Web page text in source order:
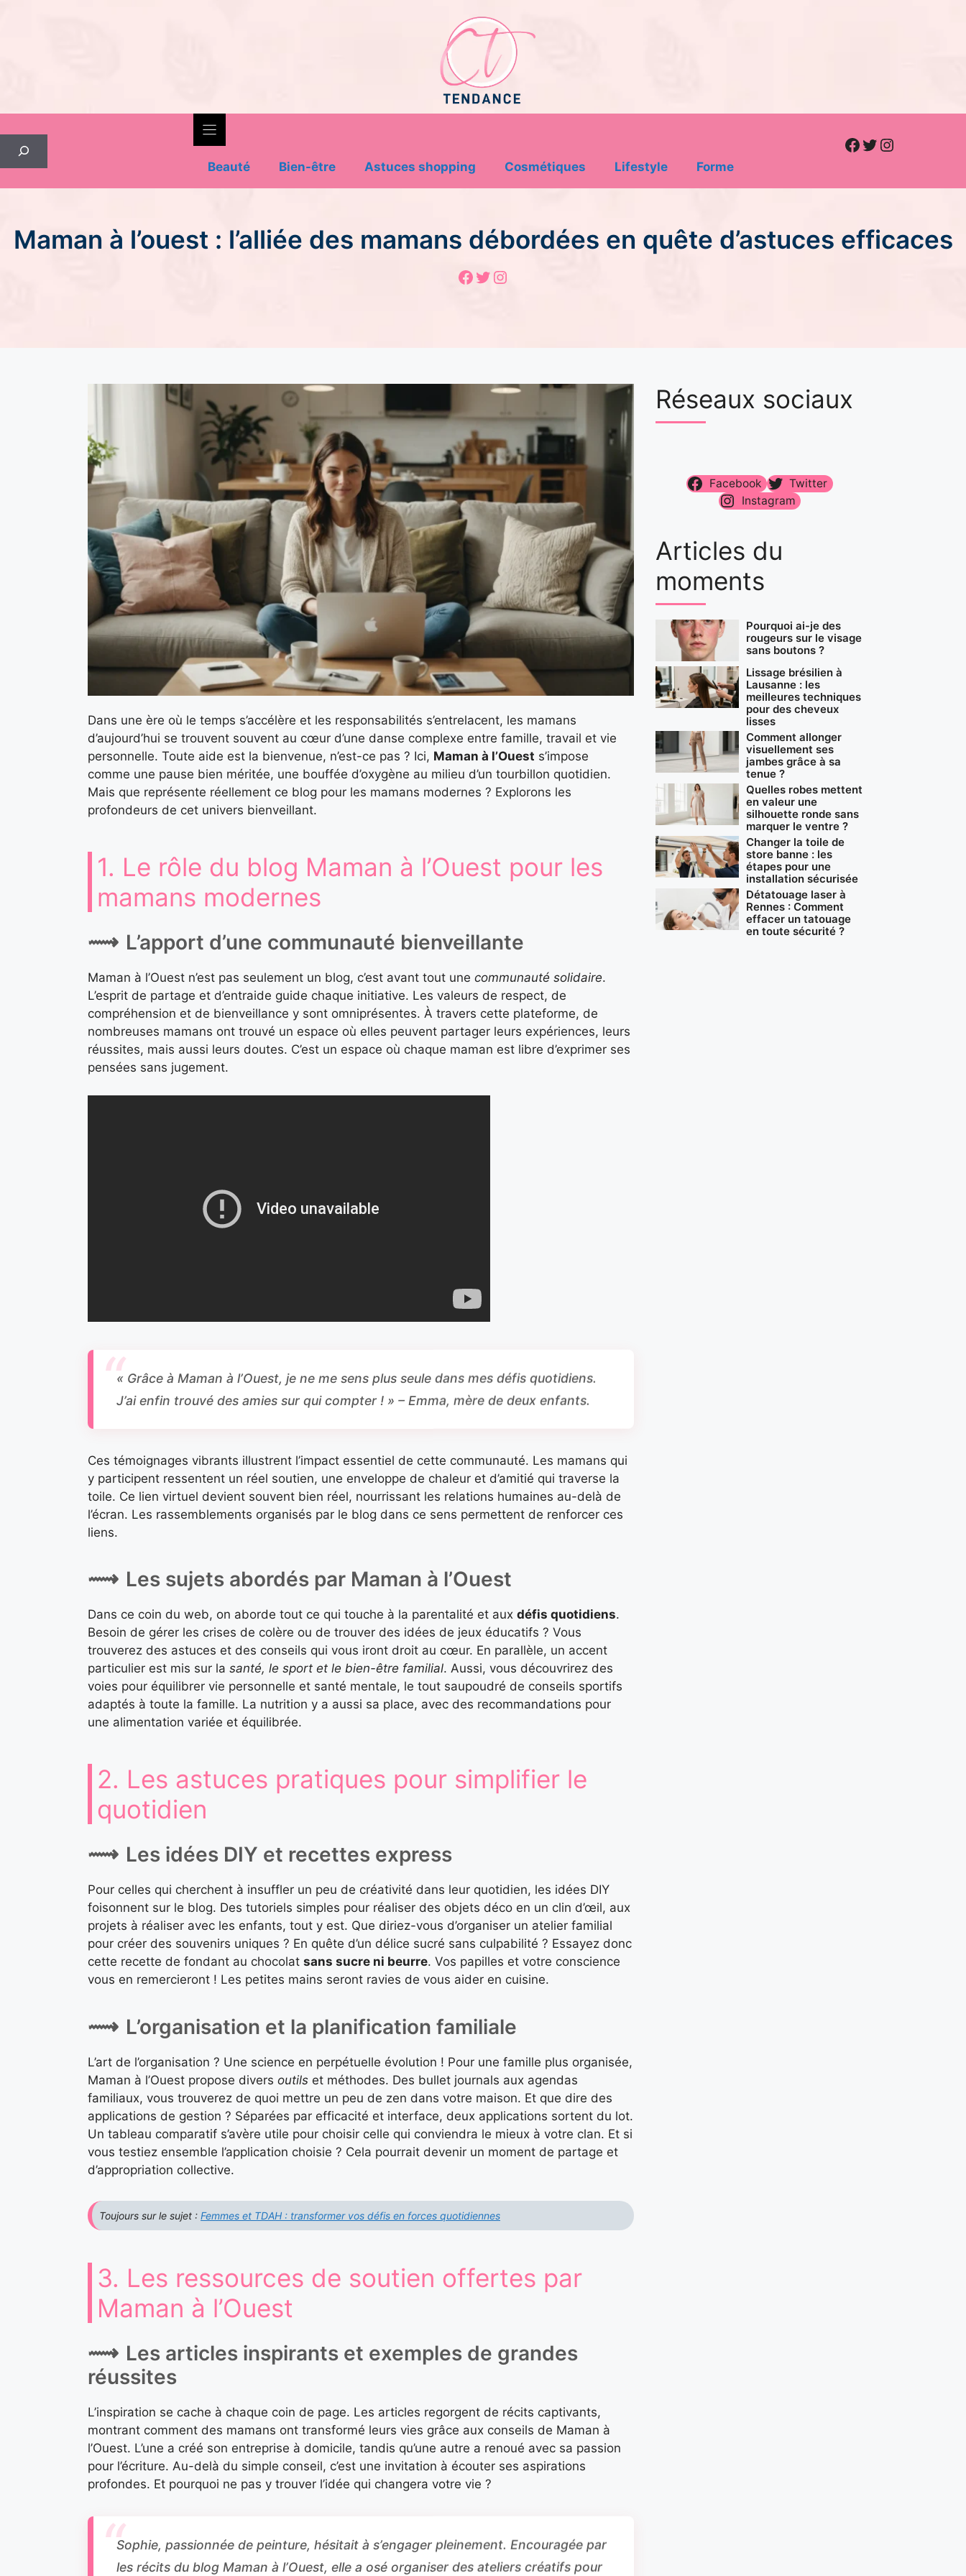
Beauté
Bien-être Astuces shopping Cosmétiques Lifestyle Forme
Facebook
Twitter
Instagram
Maman à l’ouest : l’alliée des mamans débordées en quête d’astuces efficaces
Facebook
Twitter
Instagram
Dans une ère où le temps s’accélère et les responsabilités s’entrelacent, les mamans
d’aujourd’hui se trouvent souvent au cœur d’une danse complexe entre famille, travail et vie
personnelle. Toute aide est la bienvenue, n’est-ce pas ? Ici, Maman à l’Ouest s’impose
comme une pause bien méritée, une bouffée d’oxygène au milieu d’un tourbillon quotidien.
Mais que représente réellement ce blog pour les mamans modernes ? Explorons les
profondeurs de cet univers bienveillant.
1. Le rôle du blog Maman à l’Ouest pour les
mamans modernes
L’apport d’une communauté bienveillante
Maman à l’Ouest n’est pas seulement un blog, c’est avant tout une communauté solidaire.
L’esprit de partage et d’entraide guide chaque initiative. Les valeurs de respect, de
compréhension et de bienveillance y sont omniprésentes. À travers cette plateforme, de
nombreuses mamans ont trouvé un espace où elles peuvent partager leurs expériences, leurs
réussites, mais aussi leurs doutes. C’est un espace où chaque maman est libre d’exprimer ses
pensées sans jugement.
« Grâce à Maman à l’Ouest, je ne me sens plus seule dans mes défis quotidiens.
J’ai enfin trouvé des amies sur qui compter ! » – Emma, mère de deux enfants.
Ces témoignages vibrants illustrent l’impact essentiel de cette communauté. Les mamans qui
y participent ressentent un réel soutien, une enveloppe de chaleur et d’amitié qui traverse la
toile. Ce lien virtuel devient souvent bien réel, nourrissant les relations humaines au-delà de
l’écran. Les rassemblements organisés par le blog dans ce sens permettent de renforcer ces
liens.
Les sujets abordés par Maman à l’Ouest
Dans ce coin du web, on aborde tout ce qui touche à la parentalité et aux défis quotidiens.
Besoin de gérer les crises de colère ou de trouver des idées de jeux éducatifs ? Vous
trouverez des astuces et des conseils qui vous iront droit au cœur. En parallèle, un accent
particulier est mis sur la santé, le sport et le bien-être familial. Aussi, vous découvrirez des
voies pour équilibrer vie personnelle et santé mentale, le tout saupoudré de conseils sportifs
adaptés à toute la famille. La nutrition y a aussi sa place, avec des recommandations pour
une alimentation variée et équilibrée.
2. Les astuces pratiques pour simplifier le
quotidien
Les idées DIY et recettes express
Pour celles qui cherchent à insuffler un peu de créativité dans leur quotidien, les idées DIY
foisonnent sur le blog. Des tutoriels simples pour réaliser des objets déco en un clin d’œil, aux
projets à réaliser avec les enfants, tout y est. Que diriez-vous d’organiser un atelier familial
pour créer des souvenirs uniques ? En quête d’un délice sucré sans culpabilité ? Essayez donc
cette recette de fondant au chocolat sans sucre ni beurre. Vos papilles et votre conscience
vous en remercieront ! Les petites mains seront ravies de vous aider en cuisine.
L’organisation et la planification familiale
L’art de l’organisation ? Une science en perpétuelle évolution ! Pour une famille plus organisée,
Maman à l’Ouest propose divers outils et méthodes. Des bullet journals aux agendas
familiaux, vous trouverez de quoi mettre un peu de zen dans votre maison. Et que dire des
applications de gestion ? Séparées par efficacité et interface, deux applications sortent du lot.
Un tableau comparatif s’avère utile pour choisir celle qui conviendra le mieux à votre clan. Et si
vous testiez ensemble l’application choisie ? Cela pourrait devenir un moment de partage et
d’appropriation collective.
Toujours sur le sujet : Femmes et TDAH : transformer vos défis en forces quotidiennes
3. Les ressources de soutien offertes par
Maman à l’Ouest
Les articles inspirants et exemples de grandes
réussites
L’inspiration se cache à chaque coin de page. Les articles regorgent de récits captivants,
montrant comment des mamans ont transformé leurs vies grâce aux conseils de Maman à
l’Ouest. L’une a créé son entreprise à domicile, tandis qu’une autre a renoué avec sa passion
pour l’écriture. Au-delà du simple conseil, c’est une invitation à écouter ses aspirations
profondes. Et pourquoi ne pas y trouver l’idée qui changera votre vie ?
Sophie, passionnée de peinture, hésitait à s’engager pleinement. Encouragée par
les récits du blog Maman à l’Ouest, elle a osé organiser des ateliers créatifs pour
Réseaux sociaux
Facebook
Twitter
Instagram
Articles du
moments
Pourquoi ai-je des
rougeurs sur le visage
sans boutons ?
Lissage brésilien à
Lausanne : les
meilleures techniques
pour des cheveux
lisses
Comment allonger
visuellement ses
jambes grâce à sa
tenue ?
Quelles robes mettent
en valeur une
silhouette ronde sans
marquer le ventre ?
Changer la toile de
store banne : les
étapes pour une
installation sécurisée
Détatouage laser à
Rennes : Comment
effacer un tatouage
en toute sécurité ?